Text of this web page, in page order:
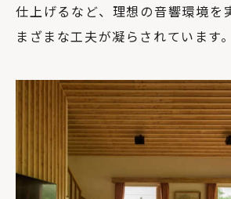
仕上げるなど、理想の音響環境を
まざまな工夫が凝らされています。